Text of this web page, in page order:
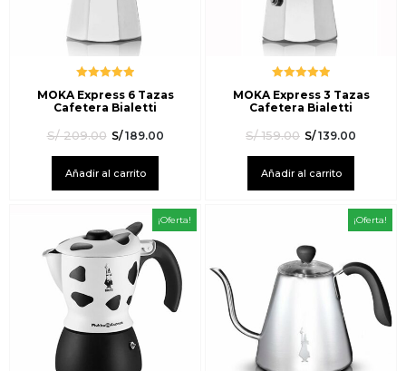
MOKA Express 6 Tazas
Cafetera Bialetti
S/209.00 S/189.00
Añadir al carrito
con5.00de
5
MOKA Express 3 Tazas
Cafetera Bialetti
S/159.00 S/139.00
Añadir al carrito
con5.00de
5
¡Oferta! ¡Oferta!